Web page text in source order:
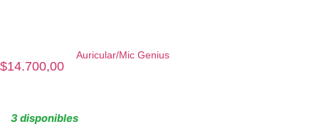
Auricular/Mic Genius
$14.700,00
3 disponibles